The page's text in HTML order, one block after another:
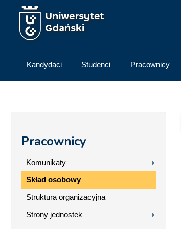
Przejdź do treści
Kandydaci Studenci Pracownicy
Pracownicy
Komunikaty
Skład osobowy
Struktura organizacyjna
Strony jednostek